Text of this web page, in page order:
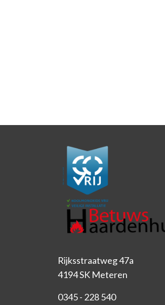
Rijksstraatweg 47a
4194 SK Meteren
0345 - 228 540